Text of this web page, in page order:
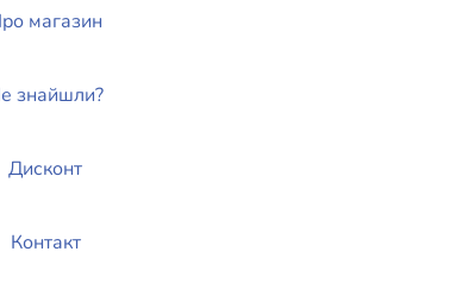
магазин
знайшли?
Дисконт
Контакт